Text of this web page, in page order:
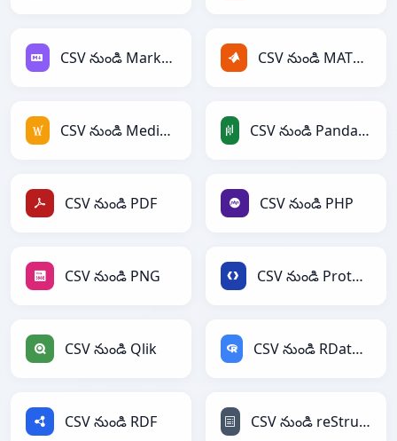
CSV నుండి Markdown CSV నుండి MATLAB
CSV నుండి MediaWiki CSV నుండి PandasDataFrame
CSV నుండి PDF CSV నుండి PHP
CSV నుండి PNG CSV నుండి Protobuf
CSV నుండి Qlik CSV నుండి RDataFrame
CSV నుండి RDF CSV నుండి reStructuredText